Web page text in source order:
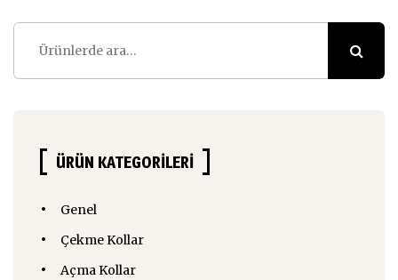
ÜRÜN KATEGORILERI
Genel
Çekme Kollar
Açma Kollar